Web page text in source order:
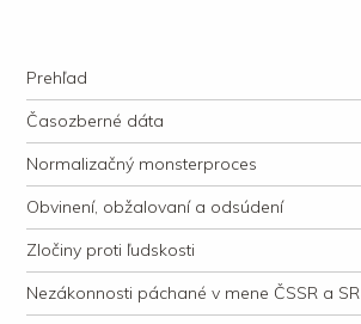
justície
Navigation
Skip to content
Prehľad
Časozberné dáta
Normalizačný monsterproces
Obvinení, obžalovaní a odsúdení
Zločiny proti ľudskosti
Nezákonnosti páchané v mene ČSSR a SR